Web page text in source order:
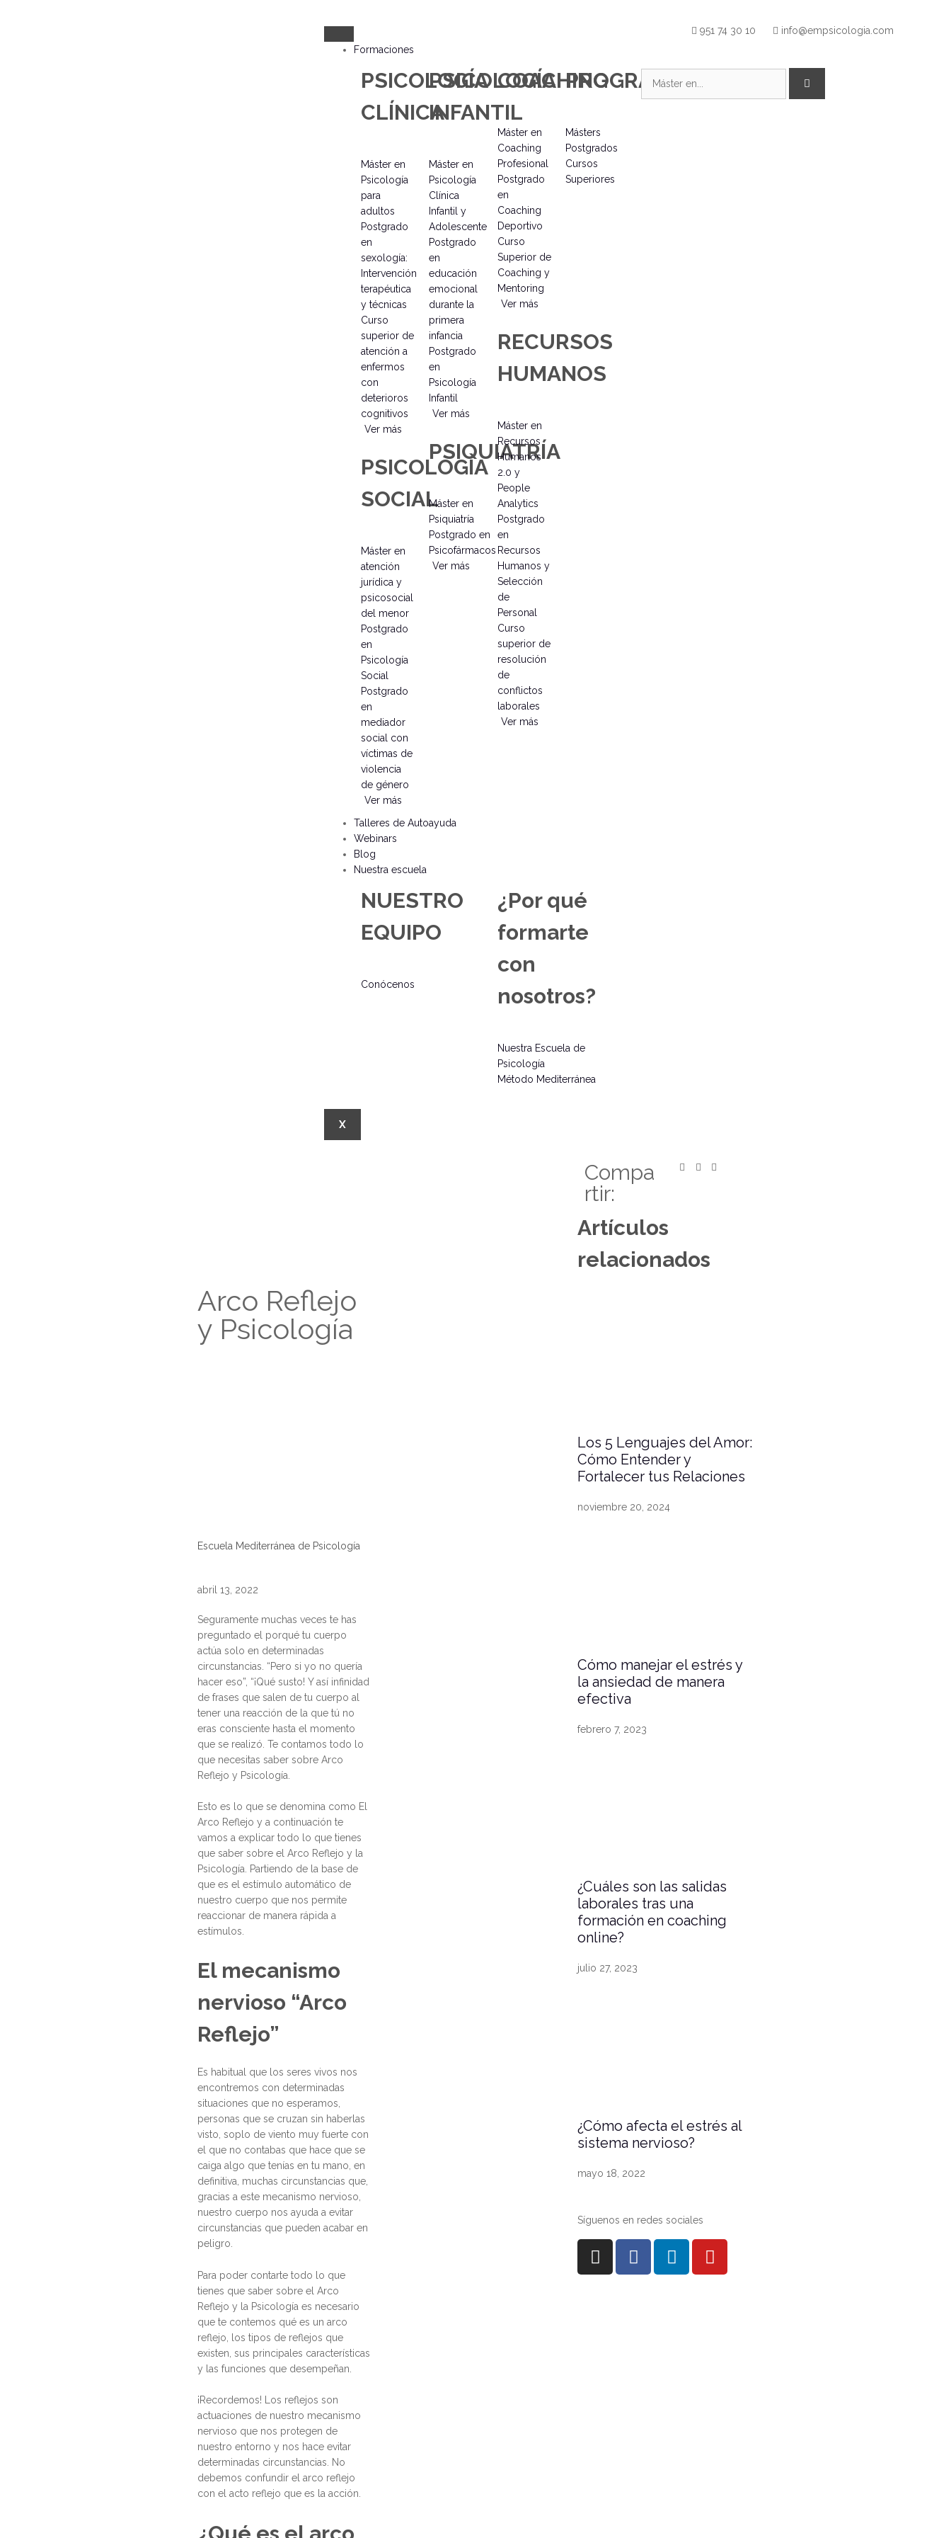
Formaciones
PSICOLOGÍA
CLÍNICA
Máster en
Psicología
para
adultos
Postgrado
en
sexología:
Intervención
terapéutica
y técnicas
Curso
superior de
atención a
enfermos
con
deterioros
cognitivos
Ver más
PSICOLOGÍA
SOCIAL
Máster en
atención
jurídica y
psicosocial
del menor
Postgrado
en
Psicología
Social
Postgrado
en
mediador
social con
víctimas de
violencia
de género
Ver más
PSICOLOGÍA
INFANTIL
Máster en
Psicología
Clínica
Infantil y
Adolescente
Postgrado
en
educación
emocional
durante la
primera
infancia
Postgrado
en
Psicología
Infantil
Ver más
PSIQUIATRÍA
Máster en
Psiquiatría
Postgrado en
Psicofármacos
Ver más
COACHING
Máster en
Coaching
Profesional
Postgrado
en
Coaching
Deportivo
Curso
Superior de
Coaching y
Mentoring
Ver más
RECURSOS
HUMANOS
Máster en
Recursos
Humanos
2.0 y
People
Analytics
Postgrado
en
Recursos
Humanos y
Selección
de
Personal
Curso
superior de
resolución
de
conflictos
laborales
Ver más
PROGRAMAS
Másters
Postgrados
Cursos
Superiores
Talleres de Autoayuda
Webinars
Blog
Nuestra escuela
NUESTRO
EQUIPO
Conócenos
¿Por qué
formarte
con
nosotros?
Nuestra Escuela de
Psicología
Método Mediterránea
X
951 74 30 10 info@empsicologia.com
Arco Reflejo
y Psicología
Escuela Mediterránea de Psicología
abril 13, 2022
Seguramente muchas veces te has
preguntado el porqué tu cuerpo
actúa solo en determinadas
circunstancias. “Pero si yo no quería
hacer eso”, “¡Qué susto! Y así infinidad
de frases que salen de tu cuerpo al
tener una reacción de la que tú no
eras consciente hasta el momento
que se realizó. Te contamos todo lo
que necesitas saber sobre Arco
Reflejo y Psicología.
Esto es lo que se denomina como El
Arco Reflejo y a continuación te
vamos a explicar todo lo que tienes
que saber sobre el Arco Reflejo y la
Psicología. Partiendo de la base de
que es el estímulo automático de
nuestro cuerpo que nos permite
reaccionar de manera rápida a
estímulos.
El mecanismo
nervioso “Arco
Reflejo”
Es habitual que los seres vivos nos
encontremos con determinadas
situaciones que no esperamos,
personas que se cruzan sin haberlas
visto, soplo de viento muy fuerte con
el que no contabas que hace que se
caiga algo que tenías en tu mano, en
definitiva, muchas circunstancias que,
gracias a este mecanismo nervioso,
nuestro cuerpo nos ayuda a evitar
circunstancias que pueden acabar en
peligro.
Para poder contarte todo lo que
tienes que saber sobre el Arco
Reflejo y la Psicología es necesario
que te contemos qué es un arco
reflejo, los tipos de reflejos que
existen, sus principales características
y las funciones que desempeñan.
¡Recordemos! Los reflejos son
actuaciones de nuestro mecanismo
nervioso que nos protegen de
nuestro entorno y nos hace evitar
determinadas circunstancias. No
debemos confundir el arco reflejo
con el acto reflejo que es la acción.
Compa
rtir:
Artículos
relacionados
Los 5 Lenguajes del Amor:
Cómo Entender y
Fortalecer tus Relaciones
noviembre 20, 2024
Cómo manejar el estrés y
la ansiedad de manera
efectiva
febrero 7, 2023
¿Cuáles son las salidas
laborales tras una
formación en coaching
online?
julio 27, 2023
¿Cómo afecta el estrés al
sistema nervioso?
mayo 18, 2022
Síguenos en redes sociales